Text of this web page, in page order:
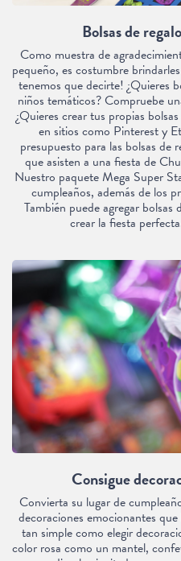
Bolsas de
Como muestra de
pequeño, es costumbre
tenemos que decirte! ¿Quieres
niños temáticos? Compruebe
¿Quieres crear tus propias
en sitios como Pinterest y
presupuesto para las bolsas de
que asisten a una fiesta de
Nuestro paquete Mega Super
cumpleaños, además de los
También puede agregar bolsas
crear la fiesta
Consigue
Convierta su lugar de
decoraciones emocionantes
tan simple como elegir
color rosa como un mantel,